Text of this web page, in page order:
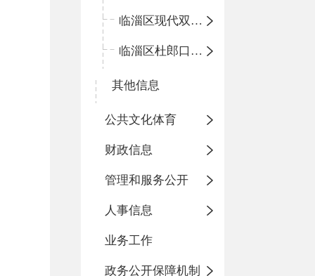
临淄区现代双语学校
临淄区杜郎口小学
其他信息
公共文化体育
财政信息
管理和服务公开
人事信息
业务工作
政务公开保障机制